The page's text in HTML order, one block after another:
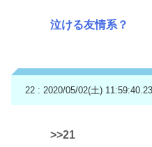
泣ける友情系？
22 : 2020/05/02(土)
>>21